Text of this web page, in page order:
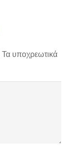
Τα υποχρεωτικά